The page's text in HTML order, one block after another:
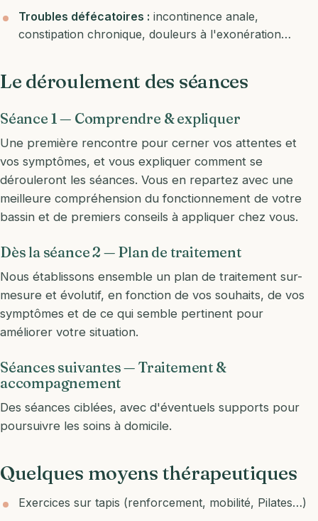
Troubles défécatoires : incontinence anale,
constipation chronique, douleurs à l'exonération…
Le déroulement des séances
Séance 1 — Comprendre & expliquer
Une première rencontre pour cerner vos attentes et
vos symptômes, et vous expliquer comment se
dérouleront les séances. Vous en repartez avec une
meilleure compréhension du fonctionnement de votre
bassin et de premiers conseils à appliquer chez vous.
Dès la séance 2 — Plan de traitement
Nous établissons ensemble un plan de traitement sur-
mesure et évolutif, en fonction de vos souhaits, de vos
symptômes et de ce qui semble pertinent pour
améliorer votre situation.
Séances suivantes — Traitement &
accompagnement
Des séances ciblées, avec d'éventuels supports pour
poursuivre les soins à domicile.
Quelques moyens thérapeutiques
Exercices sur tapis (renforcement, mobilité, Pilates…)